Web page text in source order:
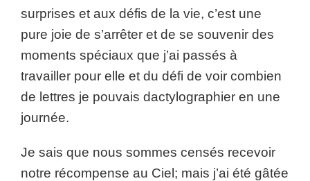
surprises et aux défis de la vie, c’est une
pure joie de s’arrêter et de se souvenir des
moments spéciaux que j’ai passés à
travailler pour elle et du défi de voir combien
de lettres je pouvais dactylographier en une
journée.
Je sais que nous sommes censés recevoir
notre récompense au Ciel; mais j’ai été gâtée